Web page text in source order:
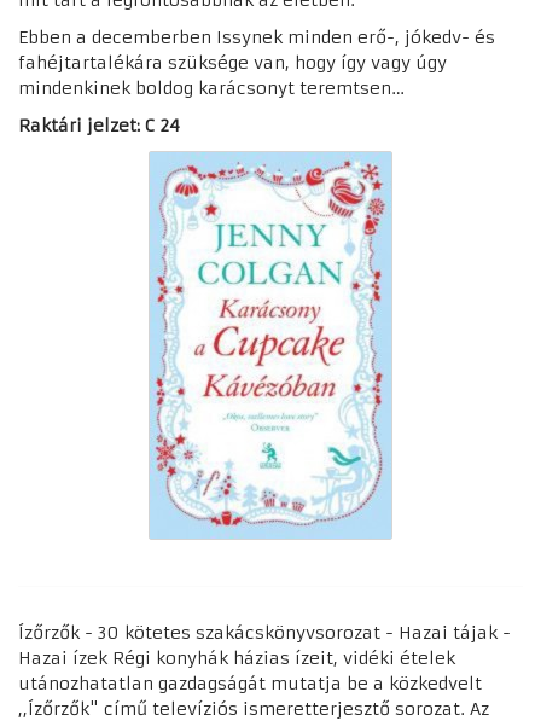
Ebben a decemberben Issynek minden erő-, jókedv- és
fahéjtartalékára szüksége van, hogy így vagy úgy
mindenkinek boldog karácsonyt teremtsen…
Raktári jelzet: C 24
Ízőrzők - 30 kötetes szakácskönyvsorozat - Hazai tájak -
Hazai ízek Régi konyhák házias ízeit, vidéki ételek
utánozhatatlan gazdagságát mutatja be a közkedvelt
,,Ízőrzők" című televíziós ismeretterjesztő sorozat. Az